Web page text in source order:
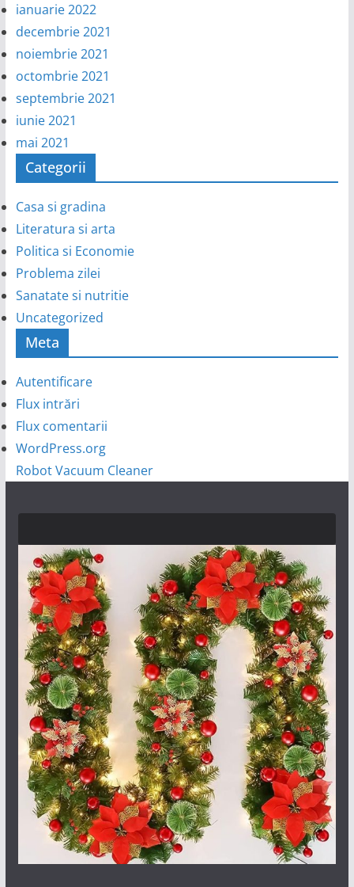
ianuarie 2022
decembrie 2021
noiembrie 2021
octombrie 2021
septembrie 2021
iunie 2021
mai 2021
Categorii
Casa si gradina
Literatura si arta
Politica si Economie
Problema zilei
Sanatate si nutritie
Uncategorized
Meta
Autentificare
Flux intrări
Flux comentarii
WordPress.org
Robot Vacuum Cleaner